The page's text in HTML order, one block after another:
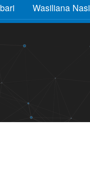
Wasiliana Nasi